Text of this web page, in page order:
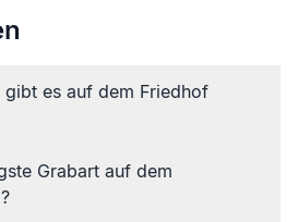
gibt es auf dem Friedhof
Grabart auf dem